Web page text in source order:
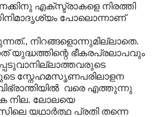
എക്സ്ട്രാകളെ നിരത്തി
പോലൊന്നാണ്
നിറങ്ങളൊന്നുമില്ലാതെ.
യുദ്ധത്തിന്റെ ഭീകരപ്രലാപവും
സ്നേഹമസൃണപരിലാളന
വരെ എത്തുന്നു
നില. ലോലയെ
യഥാർത്ഥ പ്രതി തന്നെ